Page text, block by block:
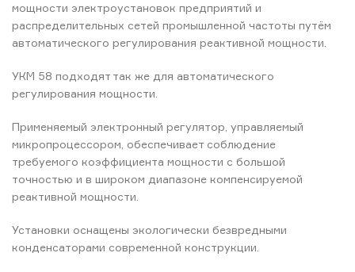
мощности электроустановок предприятий и
распределительных сетей промышленной частоты путём
автоматического регулирования реактивной мощности.
УКМ 58 подходят так же для автоматического
регулирования мощности.
Применяемый электронный регулятор, управляемый
микропроцессором, обеспечивает соблюдение
требуемого коэффициента мощности с большой
точностью и в широком диапазоне компенсируемой
реактивной мощности.
Установки оснащены экологически безвредными
конденсаторами современной конструкции.